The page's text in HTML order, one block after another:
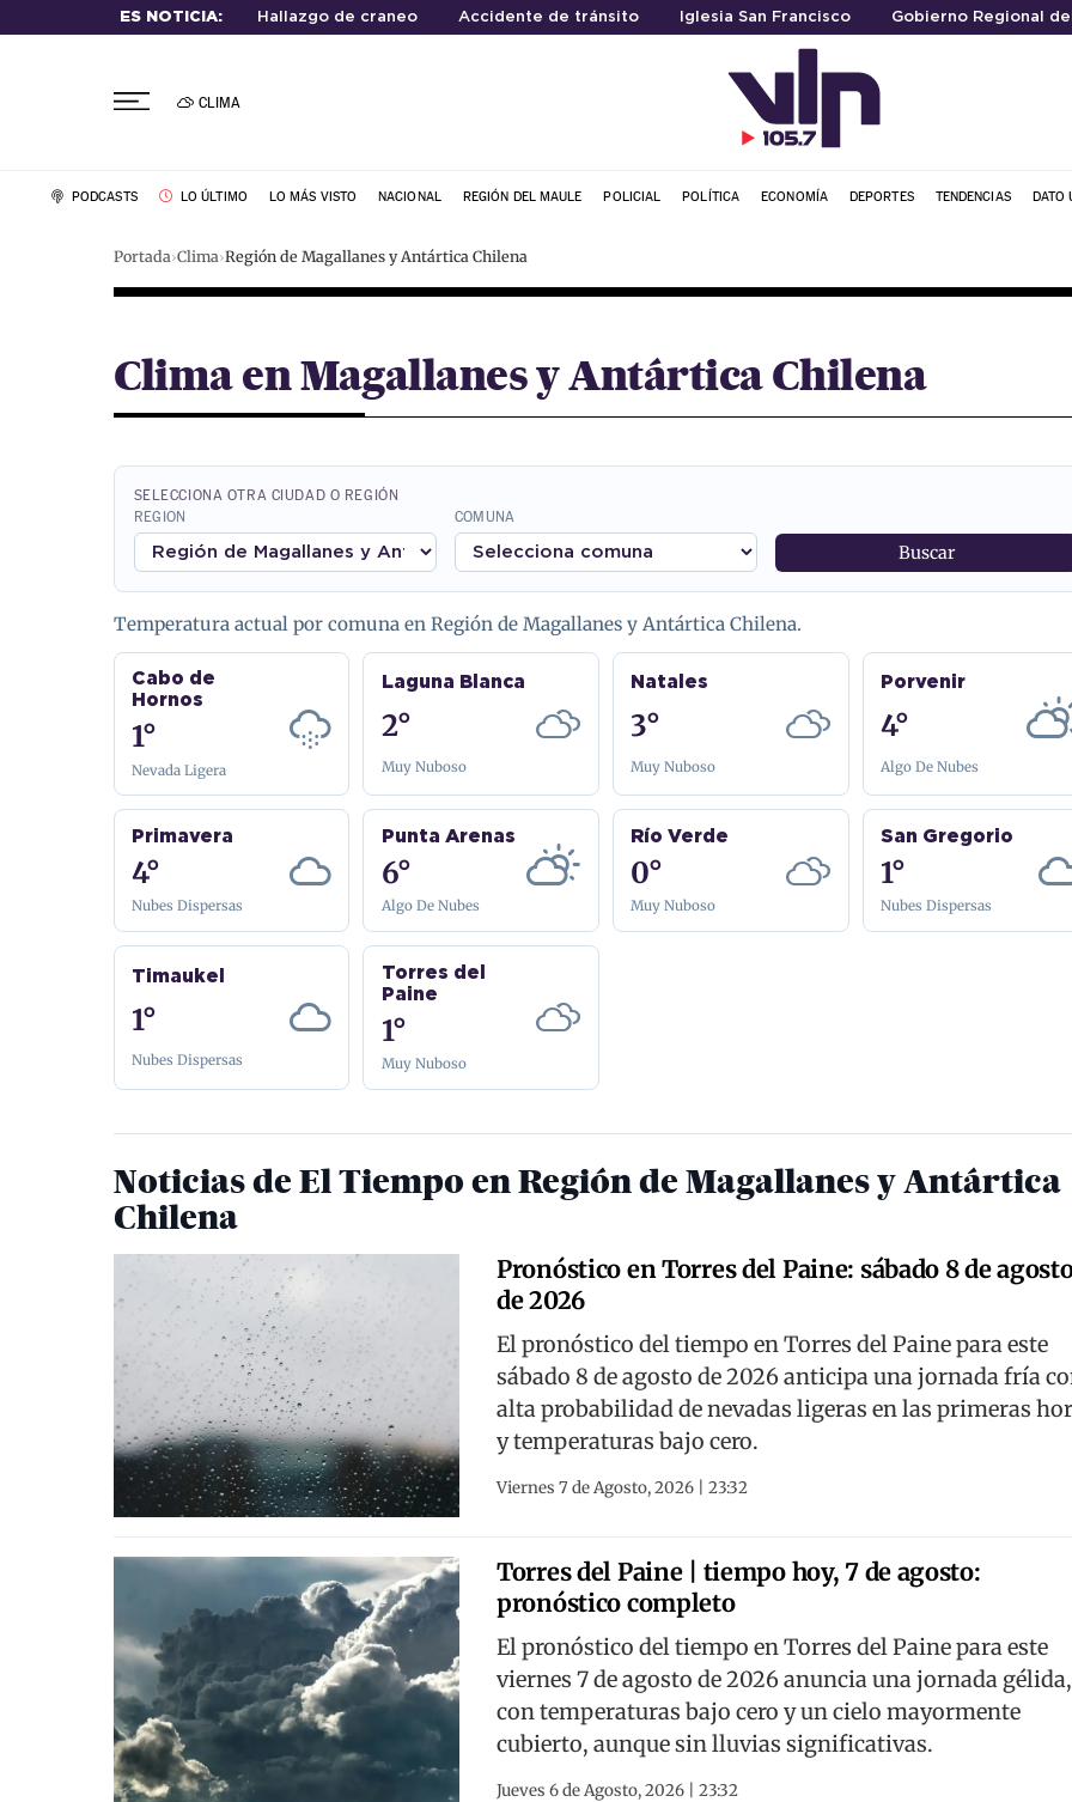
ES NOTICIA: Hallazgo de craneo Accidente de tránsito Iglesia San Francisco Gobierno Regional
CLIMA
PODCASTS LO ÚLTIMO LO MÁS VISTO NACIONAL REGIÓN DEL MAULE POLICIAL POLÍTICA ECONOMÍA DEPORTES TENDENCIAS DATO
Portada Clima Región de Magallanes y Antártica Chilena
Clima en Magallanes y Antártica Chilena
SELECCIONA OTRA CIUDAD O REGIÓN
REGION
COMUNA
Buscar
Temperatura actual por comuna en Región de Magallanes y Antártica Chilena.
Cabo de
Hornos
1°
Nevada Ligera
Laguna Blanca
2°
Muy Nuboso
Natales
3°
Muy Nuboso
Porvenir
4°
Algo De Nubes
Primavera
4°
Nubes Dispersas
Punta Arenas
6°
Algo De Nubes
Río Verde
0°
Muy Nuboso
San Gregorio
1°
Nubes Dispersas
Timaukel
1°
Nubes Dispersas
Torres del
Paine
1°
Muy Nuboso
Noticias de El Tiempo en Región de Magallanes y Antártica
Chilena
Pronóstico en Torres del Paine: sábado 8 de
de 2026
El pronóstico del tiempo en Torres del Paine para este
sábado 8 de agosto de 2026 anticipa una jornada fría
alta probabilidad de nevadas ligeras en las primeras
y temperaturas bajo cero.
Viernes 7 de Agosto, 2026 | 23:32
Torres del Paine | tiempo hoy, 7 de agosto:
pronóstico completo
El pronóstico del tiempo en Torres del Paine para este
viernes 7 de agosto de 2026 anuncia una jornada gélida,
con temperaturas bajo cero y un cielo mayormente
cubierto, aunque sin lluvias significativas.
Jueves 6 de Agosto, 2026 | 23:32